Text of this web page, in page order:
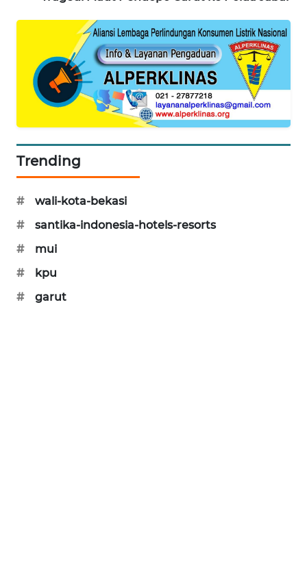
Trending
#
wali-kota-bekasi
#
santika-indonesia-hotels-resorts
#
mui
#
kpu
#
garut
NEWS
GARONGGANG
NEWS
FISUELRI
ID
ENERGI
NEWS
CILEUNGSI
NEWS
BERKAT
BERAMPU